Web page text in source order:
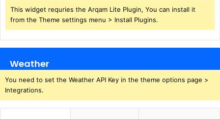
This widget requries the Arqam Lite Plugin, You can install it
from the Theme settings menu > Install Plugins.
Weather
You need to set the Weather API Key in the theme options page >
Integrations.